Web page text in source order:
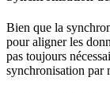
Bien que la
pour aligner les
pas toujours
synchronisation par